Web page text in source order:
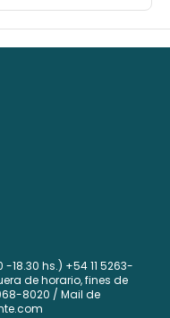
18.30 hs.) +54 11 5263-
de horario, fines de
8020 / Mail de